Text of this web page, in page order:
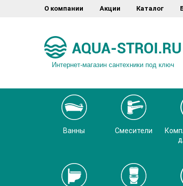
О компании Акции Каталог
Интернет-магазин сантехники под ключ
Ванны Смесители